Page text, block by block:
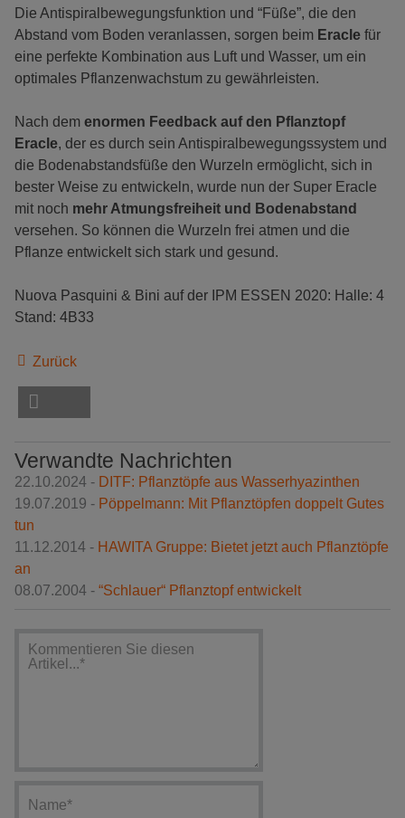
Die Antispiralbewegungsfunktion und “Füße”, die den
Abstand vom Boden veranlassen, sorgen beim Eracle für
eine perfekte Kombination aus Luft und Wasser, um ein
optimales Pflanzenwachstum zu gewährleisten.
Nach dem enormen Feedback auf den Pflanztopf
Eracle, der es durch sein Antispiralbewegungssystem und
die Bodenabstandsfüße den Wurzeln ermöglicht, sich in
bester Weise zu entwickeln, wurde nun der Super Eracle
mit noch mehr Atmungsfreiheit und Bodenabstand
versehen. So können die Wurzeln frei atmen und die
Pflanze entwickelt sich stark und gesund.
Nuova Pasquini & Bini auf der IPM ESSEN 2020: Halle: 4
Stand: 4B33
Zurück
Verwandte Nachrichten
22.10.2024 - DITF: Pflanztöpfe aus Wasserhyazinthen
19.07.2019 - Pöppelmann: Mit Pflanztöpfen doppelt Gutes
tun
11.12.2014 - HAWITA Gruppe: Bietet jetzt auch Pflanztöpfe
an
08.07.2004 - “Schlauer“ Pflanztopf entwickelt